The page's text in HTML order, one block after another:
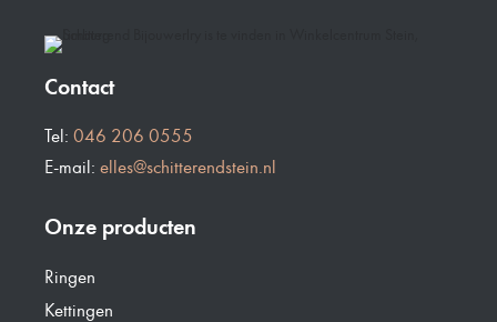
Contact
Tel: 046 206 0555
E-mail: elles@schitterendstein.nl
Onze producten
Ringen
Kettingen